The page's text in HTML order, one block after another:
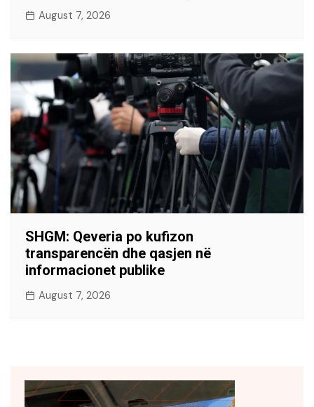
August 7, 2026
SHGM: Qeveria po kufizon
transparencën dhe qasjen në
informacionet publike
August 7, 2026